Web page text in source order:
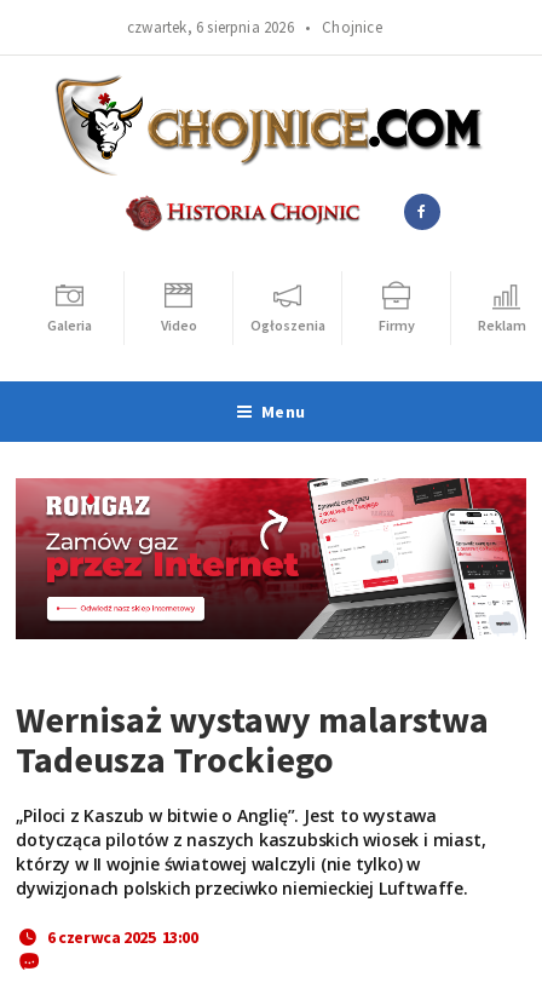
czwartek, 6 sierpnia 2026 • Chojnice
Galeria Video Ogłoszenia Firmy Reklama
Menu
Wernisaż wystawy malarstwa
Tadeusza Trockiego
„Piloci z Kaszub w bitwie o Anglię”. Jest to wystawa
dotycząca pilotów z naszych kaszubskich wiosek i miast,
którzy w II wojnie światowej walczyli (nie tylko) w
dywizjonach polskich przeciwko niemieckiej Luftwaffe.
6 czerwca 2025 13:00